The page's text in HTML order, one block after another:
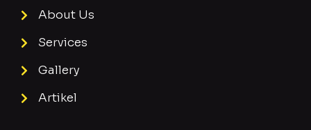
About Us
Services
Gallery
Artikel